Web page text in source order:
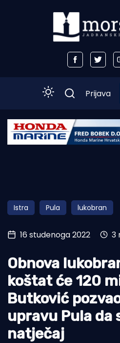
Početna
Obala
Otoci
Turizam i nautika
Pomorstvo
Ribolov
Ekologija
Tradicija i kultura
Prijava
Istra Pula lukobran
16 studenoga 2022 3
Obnova
koštat će 120
Butković
upravu Pula da
natječaj